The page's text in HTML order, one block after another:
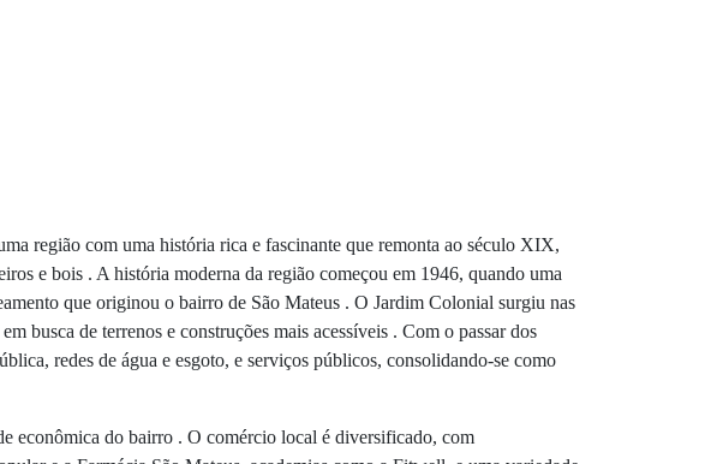
região com uma história rica e fascinante que remonta ao século XIX,
e bois . A história moderna da região começou em 1946, quando uma
que originou o bairro de São Mateus . O Jardim Colonial surgiu nas
busca de terrenos e construções mais acessíveis . Com o passar dos
redes de água e esgoto, e serviços públicos, consolidando-se como
econômica do bairro . O comércio local é diversificado, com